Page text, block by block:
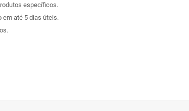
específicos.
em até 5 dias úteis.